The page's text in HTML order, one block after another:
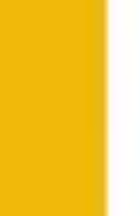
streams/bnb-usd
秒遅れる場合があり、他